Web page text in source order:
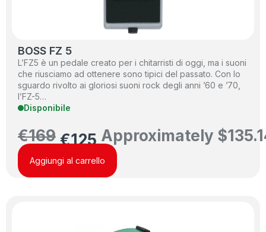
BOSS FZ 5
L’FZ5 è un pedale creato per i chitarristi di oggi, ma i suoni
che riusciamo ad ottenere sono tipici del passato. Con lo
sguardo rivolto ai gloriosi suoni rock degli anni ’60 e ’70,
l’FZ-5…
Disponibile
€169 €125 Approximately $
Aggiungi al carrello